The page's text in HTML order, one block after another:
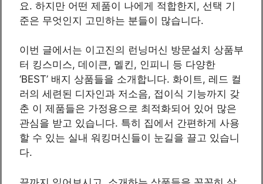
요. 하지만 어떤 제품이 나에게 적합한지, 선택 기
준은 무엇인지 고민하는 분들이 많습니다.
이번 글에서는 이고진의 런닝머신 방문설치 상품부
터 킹스미스, 데이큰, 멜킨, 인피니 등 다양한
‘BEST’ 배지 상품들을 소개합니다. 화이트, 레드 컬
러의 세련된 디자인과 저소음, 접이식 기능까지 갖
춘 이 제품들은 가정용으로 최적화되어 있어 많은
관심을 받고 있습니다. 특히 집에서 간편하게 사용
할 수 있는 실내 워킹머신들이 눈길을 끌고 있습니
다.